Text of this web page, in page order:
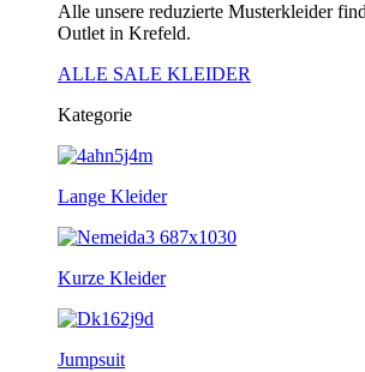
Alle unsere reduzierte Musterkleider
Outlet in Krefeld.
ALLE SALE KLEIDER
Kategorie
Lange Kleider
Kurze Kleider
Jumpsuit